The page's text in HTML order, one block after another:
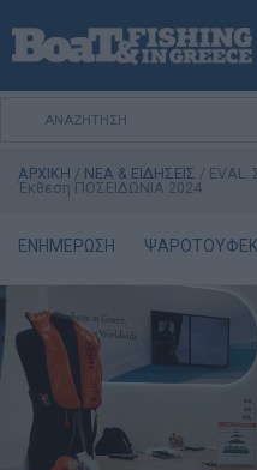
ΑΡΧΙΚΗ
ΕΚΔΟΣΕΙΣ
ΨΑΡΕΜΑ ΑΠΟ ΣΚΑΦΟΣ
ΣΚΑΦΟΣ
VIDEO
ΕΞΟΠΛΙΣΜΟΣ
ΘΕΣΣΑΛΟΝΙΚΗ BOAT & FISHING
ΑΡΧΙΚΗ / ΝΕΑ & ΕΙΔΗΣΕΙΣ / EVAL:
Έκθεση ΠΟΣΕΙΔΩΝΙΑ 2024
ΕΝΗΜΕΡΩΣΗ